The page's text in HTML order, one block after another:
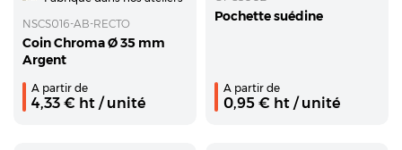
NSCS016-AB-RECTO
Coin Chroma Ø 35 mm
Argent
A partir de
4,33 € ht / unité
Pochette suédine
A partir de
0,95 € ht / unité